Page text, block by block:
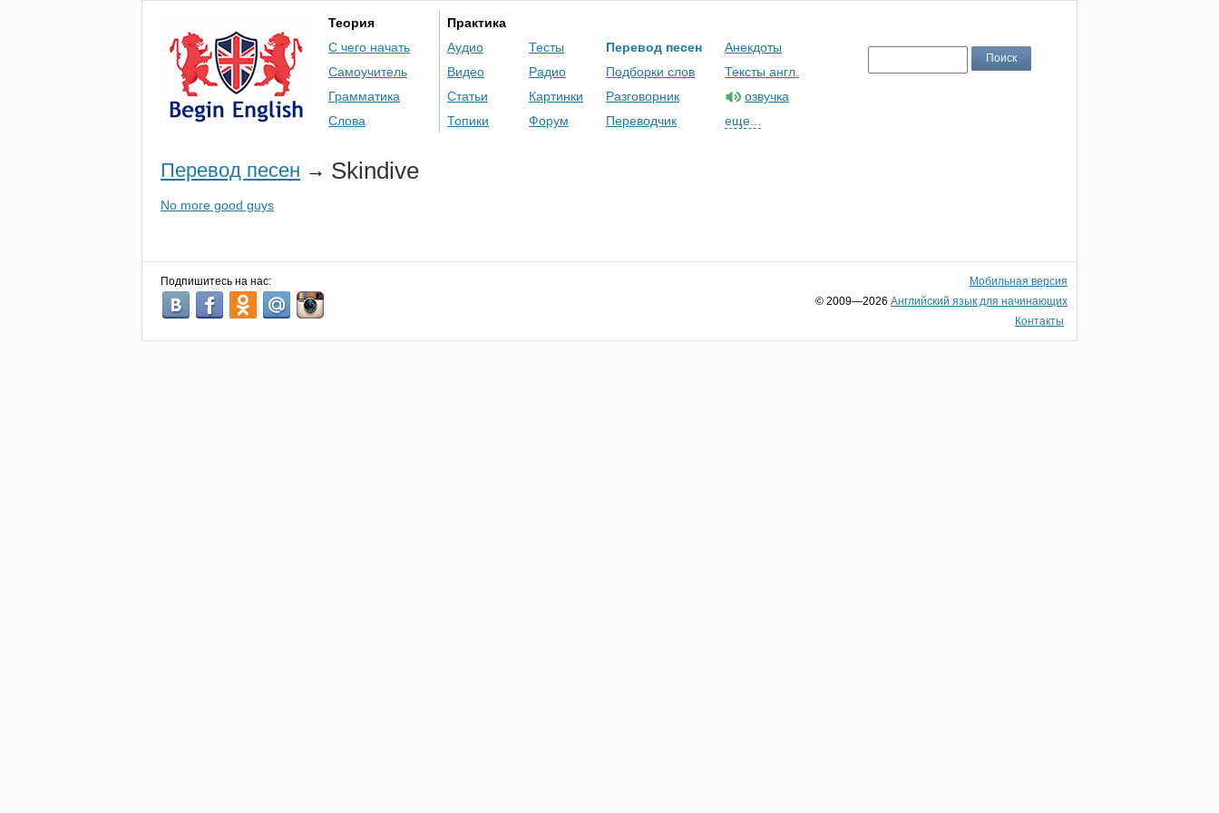
Теория
С чего начать
Самоучитель
Грамматика
Слова
Практика
Аудио
Видео
Статьи
Топики
Тесты
Радио
Картинки
Форум
Перевод песен
Подборки слов
Разговорник
Переводчик
Анекдоты
Тексты англ.
озвучка
еще...
Перевод песен → Skindive
No more good guys
Подпишитесь на нас:
Мобильная версия
© 2009—2026 Английский язык для начинающих
Контакты